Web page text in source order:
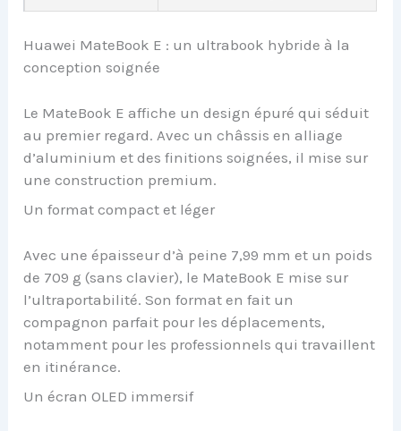
Huawei MateBook E : un ultrabook hybride à la
conception soignée
Le MateBook E affiche un design épuré qui séduit
au premier regard. Avec un châssis en alliage
d’aluminium et des finitions soignées, il mise sur
une construction premium.
Un format compact et léger
Avec une épaisseur d’à peine 7,99 mm et un poids
de 709 g (sans clavier), le MateBook E mise sur
l’ultraportabilité. Son format en fait un
compagnon parfait pour les déplacements,
notamment pour les professionnels qui travaillent
en itinérance.
Un écran OLED immersif